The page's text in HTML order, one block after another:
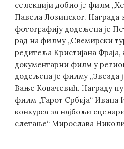
селекцији добио је филм
Павела Лозинског. Награда
фотографију додељена је
рад на филму „Свемирски
редитеља Кристијана Фраја,
документарни филм у
додељена је филму „Звезда
Вање Ковачевић. Награду
филм „Тарот Србија“ Ивана
конкурса за најбољи
слетање“ Мирослава